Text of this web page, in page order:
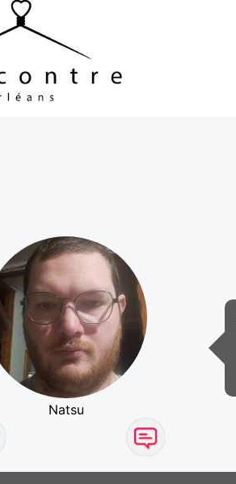
Natsu